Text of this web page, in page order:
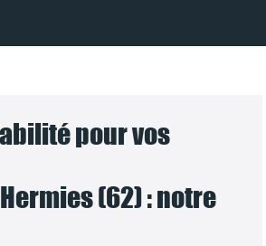
pour vos
(62) : notre